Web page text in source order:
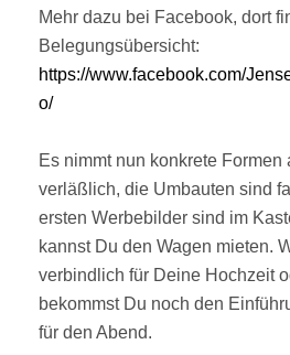
Mehr dazu bei Facebook, dort
Belegungsübersicht:
https://www.facebook.com/
o/
Es nimmt nun konkrete Formen
verläßlich, die Umbauten sind
ersten Werbebilder sind im
kannst Du den Wagen mieten.
verbindlich für Deine Hochzeit
bekommst Du noch den
für den Abend.